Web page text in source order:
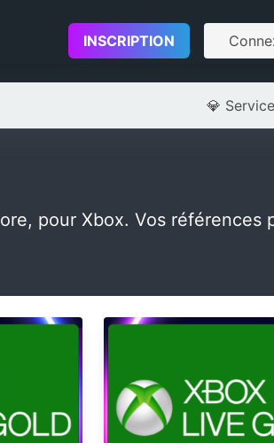
INSCRIPTION
💎
pour Xbox. Vos références